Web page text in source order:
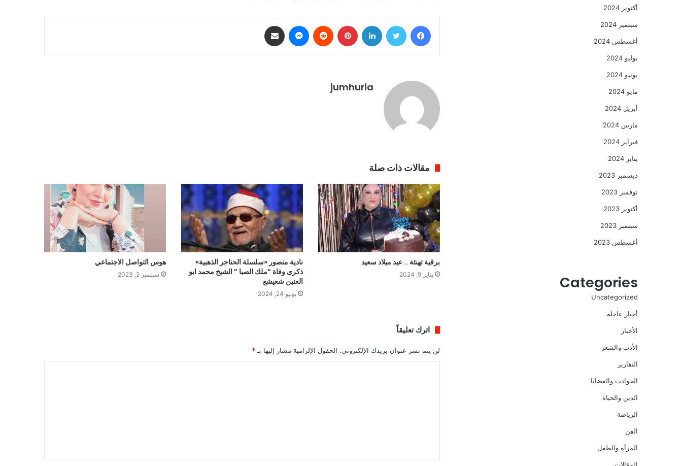
فيسبوك تويتر لينكدإن بينتيريست ماسنجر
jumhuria
مقالات ذات صلة
برقية تهنئة .. عيد ميلاد سعيد
يناير 9, 2024
نادية منصور «سلسلة الحناجر الذهبية»
ذكرى وفاة “ملك الصبا ” الشيخ محمد ابو
العنين شعيشع
يونيو 24, 2024
هوس التواصل الاجتماعي
سبتمبر 2, 2023
اترك تعليقاً
لن يتم نشر عنوان بريدك الإلكتروني. الحقول الإلزامية مشار إليها بـ *
ق
أكتوبر 2024
سبتمبر 2024
أغسطس 2024
يوليو 2024
يونيو 2024
مايو 2024
أبريل 2024
مارس 2024
فبراير 2024
يناير 2024
ديسمبر 2023
نوفمبر 2023
أكتوبر 2023
سبتمبر 2023
أغسطس 2023
Categories
Uncategorized
أخبار عاجلة
الأخبار
الأدب والشعر
التقارير
الحوادث والقضايا
الدين والحياة
الرياضة
الفن
المرأة والطفل